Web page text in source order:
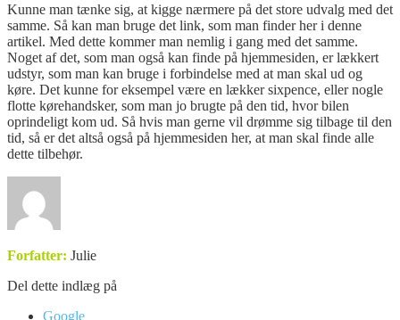
Kunne man tænke sig, at kigge nærmere på det store udvalg med det
samme. Så kan man bruge det link, som man finder her i denne
artikel. Med dette kommer man nemlig i gang med det samme.
Noget af det, som man også kan finde på hjemmesiden, er lækkert
udstyr, som man kan bruge i forbindelse med at man skal ud og
køre. Det kunne for eksempel være en lækker sixpence, eller nogle
flotte kørehandsker, som man jo brugte på den tid, hvor bilen
oprindeligt kom ud. Så hvis man gerne vil drømme sig tilbage til den
tid, så er det altså også på hjemmesiden her, at man skal finde alle
dette tilbehør.
Forfatter: Julie
Del dette indlæg på
Google